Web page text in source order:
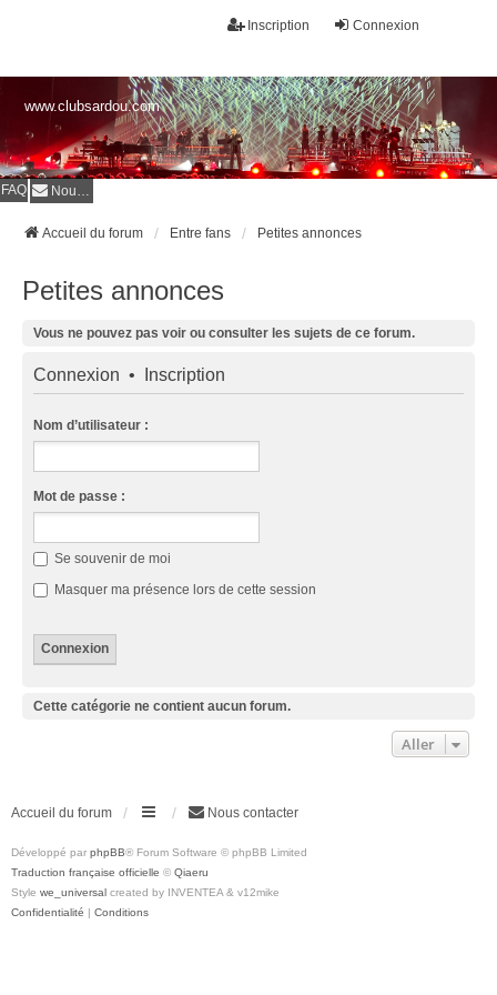
Connexion
Inscription
www.clubsardou.com
FAQ Nous contacter
Accueil du forum Entre fans Petites annonces
Petites annonces
Vous ne pouvez pas voir ou consulter les sujets de ce forum.
Connexion • Inscription
Nom d’utilisateur :
Mot de passe :
Se souvenir de moi
Masquer ma présence lors de cette session
Cette catégorie ne contient aucun forum.
Aller
Accueil du forum Nous contacter
Développé par phpBB® Forum Software © phpBB Limited
Traduction française officielle © Qiaeru
Style we_universal created by INVENTEA & v12mike
Confidentialité | Conditions